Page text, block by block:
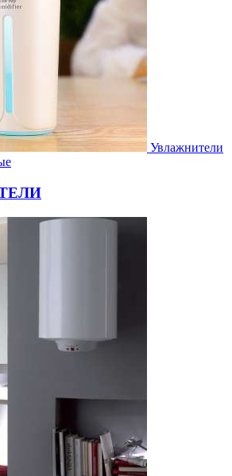
Увлажнители